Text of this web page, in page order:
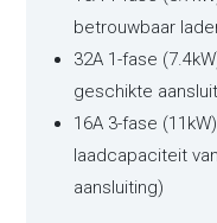
betrouwbaar
32A 1-fase
geschikte
16A 3-fase
laadcapaciteit
aansluiting)